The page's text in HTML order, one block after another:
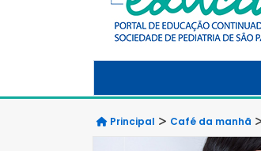
Principal Café da manhã